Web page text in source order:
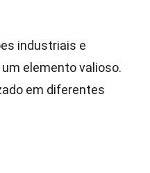
industriais e
elemento valioso.
em diferentes